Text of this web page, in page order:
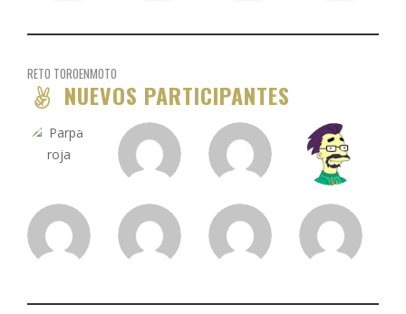
RETO TOROENMOTO
NUEVOS PARTICIPANTES